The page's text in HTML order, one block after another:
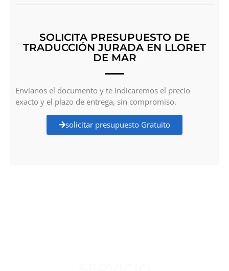
SOLICITA PRESUPUESTO DE
TRADUCCIÓN JURADA EN LLORET
DE MAR
Envíanos el documento y te indicaremos el precio
exacto y el plazo de entrega, sin compromiso.
solicitar presupuesto Gratuito